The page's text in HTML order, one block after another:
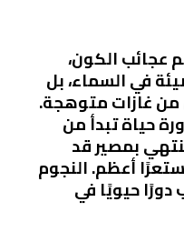
عجائب الكون،
في السماء، بل
غازات متوهجة.
حياة تبدأ من
بمصير قد
أعظم. النجوم
حيويًا في